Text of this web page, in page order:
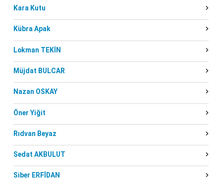
Kara Kutu
Kübra Apak
Lokman TEKİN
Müjdat BULCAR
Nazan OSKAY
Öner Yiğit
Rıdvan Beyaz
Sedat AKBULUT
Siber ERFİDAN